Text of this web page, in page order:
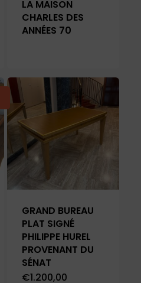
LA MAISON
CHARLES DES
ANNÉES 70
GRAND BUREAU
PLAT SIGNÉ
PHILIPPE HUREL
PROVENANT DU
SÉNAT
€1.200,00